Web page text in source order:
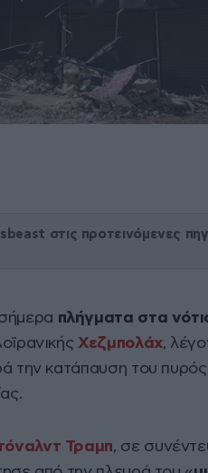
στις προτεινόμενες
πλήγματα στα
Χεζμπολάχ,
την κατάπαυση του
Τραμπ, σε